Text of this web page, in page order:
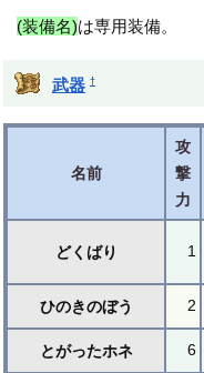
(装備名)は専用装備。
武器 †
名前
攻
撃
力
どくばり 1
ひのきのぼう 2
とがったホネ 6